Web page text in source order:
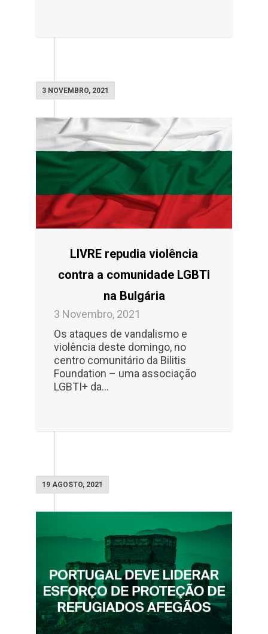
3 NOVEMBRO, 2021
LIVRE repudia violência
contra a comunidade LGBTI
na Bulgária
3 Novembro, 2021
Os ataques de vandalismo e
violência deste domingo, no
centro comunitário da Bilitis
Foundation – uma associação
LGBTI+ da...
19 AGOSTO, 2021